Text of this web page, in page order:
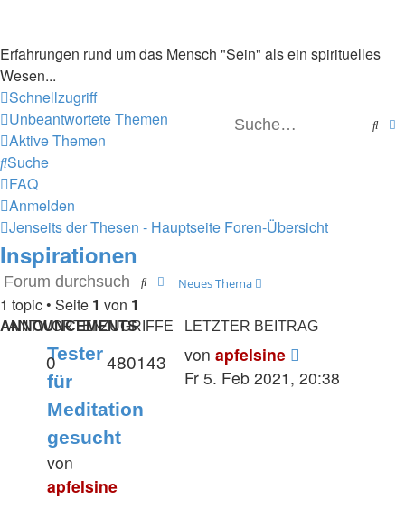
Erfahrungen rund um das Mensch "Sein" als ein spirituelles
Wesen...
Schnellzugriff
Unbeantwortete Themen
Aktive Themen
Suche
FAQ
Anmelden
Jenseits der Thesen - Hauptseite Foren-Übersicht
Inspirationen
Neues Thema
SucheErweiterte Suche
1 topic • Seite 1 von 1
ANNOUNCEMENTS
ANTWORTENZUGRIFFE LETZTER BEITRAG
Tester
für
Meditation
gesucht
von
apfelsine
0 480143 von apfelsine
Fr 5. Feb 2021, 20:38